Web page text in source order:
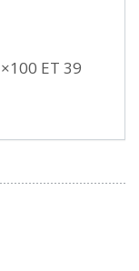
ET 39